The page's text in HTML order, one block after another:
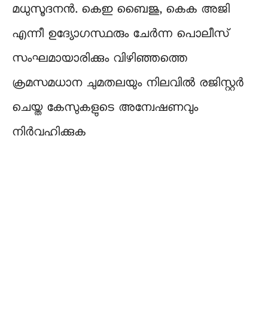
മധുസൂദനൻ. കെഇ ബൈജു, കെക അജി
എന്നീ ഉദ്യോഗസ്ഥരും ചേർന്ന പൊലീസ്
സംഘമായാരിക്കും വിഴിഞ്ഞത്തെ
ക്രമസമധാന ചുമതലയും നിലവിൽ രജിസ്റ്റർ
ചെയ്ത കേസുകളുടെ അന്വേഷണവും
നിർവഹിക്കുക